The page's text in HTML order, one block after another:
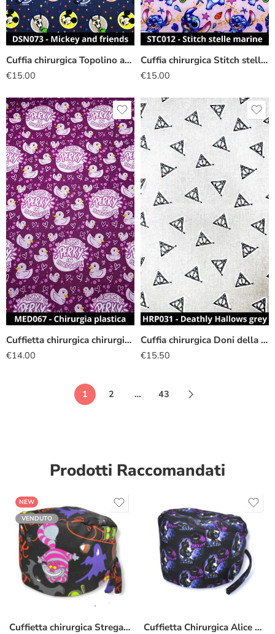
Cuffia chirurgica Topolino amici pois
€15.00
Cuffia chirurgica Stitch stelle marine
€15.00
Cuffietta chirurgica chirurgia plastica
€14.00
Cuffia chirurgica Doni della morte grigio
€15.50
1 2 … 43
Prodotti Raccomandati
NEW
VENDUTO
Cuffietta chirurgica Stregatto halloween
Cuffietta Chirurgica Alice Stregatto sfondo nero